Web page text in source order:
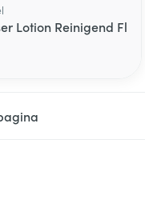
Lotion Reinigend Fl